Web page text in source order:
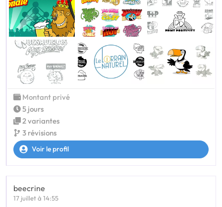
Montant privé
5 jours
2 variantes
3 révisions
Voir le profil
beecrine
17 juillet à 14:55